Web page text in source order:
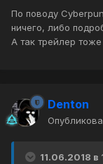
По поводу
ничего, либо
А так трейлер
Denton
11.06.2018 в